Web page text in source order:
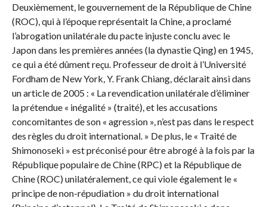
Deuxièmement, le gouvernement de la République de Chine
(ROC), qui à l’époque représentait la Chine, a proclamé
l’abrogation unilatérale du pacte injuste conclu avec le
Japon dans les premières années (la dynastie Qing) en 1945,
ce qui a été dûment reçu. Professeur de droit à l’Université
Fordham de New York, Y. Frank Chiang, déclarait ainsi dans
un article de 2005 : « La revendication unilatérale d’éliminer
la prétendue « inégalité » (traité), et les accusations
concomitantes de son « agression », n’est pas dans le respect
des règles du droit international. » De plus, le « Traité de
Shimonoseki » est préconisé pour être abrogé à la fois par la
République populaire de Chine (RPC) et la République de
Chine (ROC) unilatéralement, ce qui viole également le «
principe de non-répudiation » du droit international